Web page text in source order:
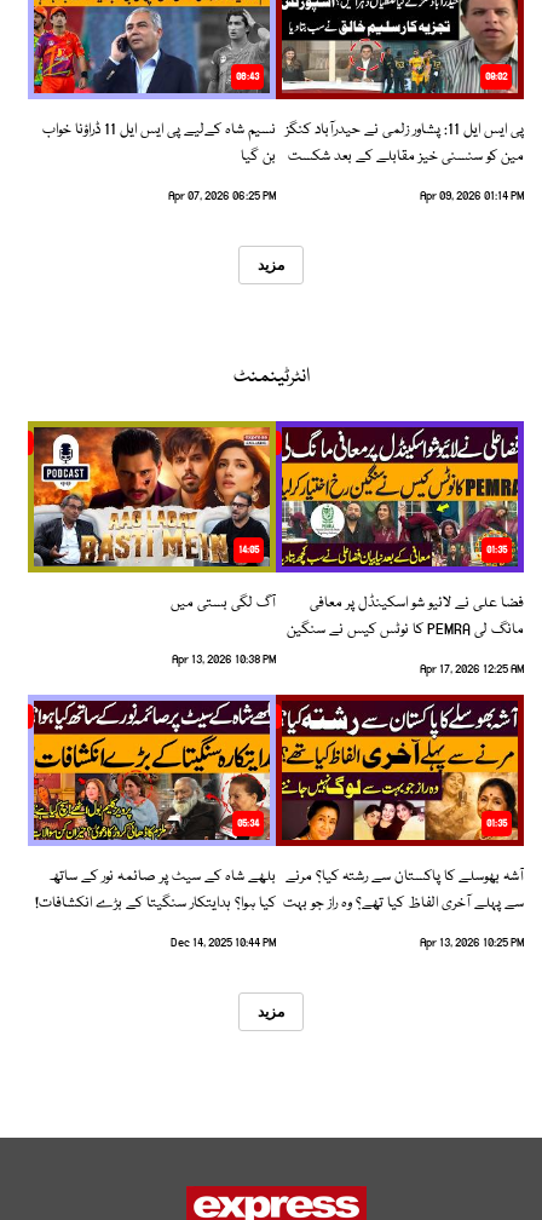
09:02
پی ایس ایل 11: پشاور زلمی نے حیدرآباد کنگز
مین کو سنسنی خیز مقابلے کے بعد شکست
Apr 09, 2026 01:14 PM
06:43
نسیم شاہ کےلیے پی ایس ایل 11 ڈراؤنا خواب
بن گیا
Apr 07, 2026 06:25 PM
مزید
انٹرٹینمنٹ
01:35
فضا علی نے لائیو شو اسکینڈل پر معافی
مانگ لی PEMRA کا نوٹس کیس نے سنگین
Apr 17, 2026 12:25 AM
14:05
آگ لگی بستی میں
Apr 13, 2026 10:38 PM
01:35
آشہ بھوسلے کا پاکستان سے رشتہ کیا؟ مرنے
سے پہلے آخری الفاظ کیا تھے؟ وہ راز جو بہت
Apr 13, 2026 10:25 PM
05:34
بلھے شاہ کے سیٹ پر صائمہ نور کے ساتھ
کیا ہوا؟ ہدایتکار سنگیتا کے بڑے انکشافات!
Dec 14, 2025 10:44 PM
مزید